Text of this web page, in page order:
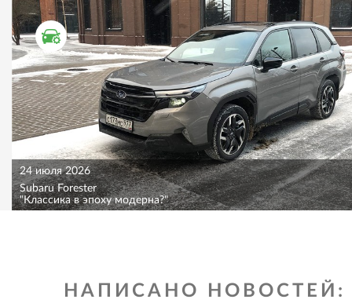
ТЕСТ ДРАЙВ
24 июля 2026
Subaru Forester
"Классика в эпоху модерна?"
НАПИСАНО НОВОСТЕЙ: